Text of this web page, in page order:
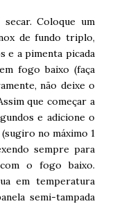
Coloque um
de fundo triplo,
e a pimenta picada
fogo baixo (faça
não deixe o
que começar a
e adicione o
no máximo 1
sempre para
o fogo baixo.
em temperatura
semi-tampada